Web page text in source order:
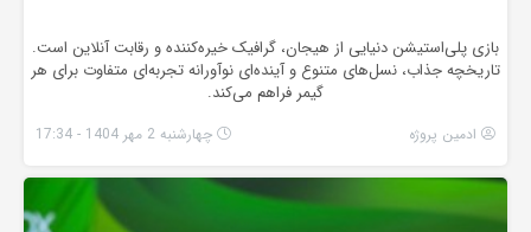
بازی پلی‌استیشن دنیایی از هیجان، گرافیک خیره‌کننده و رقابت آنلاین است.
تاریخچه جذاب، نسل‌های متنوع و آینده‌ای نوآورانه تجربه‌ای متفاوت برای هر
گیمر فراهم می‌کند.
ادمین پروژه چهارشنبه 2 مهر 1404 - 17:34